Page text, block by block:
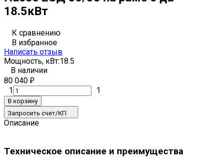
18.5кВт
К сравнению
В избранное
Написать отзыв
Мощность, кВт:18.5
В наличии
80 040 ₽
1 1
В корзину
Запросить счет/КП
Описание
Техническое описание и преимущества